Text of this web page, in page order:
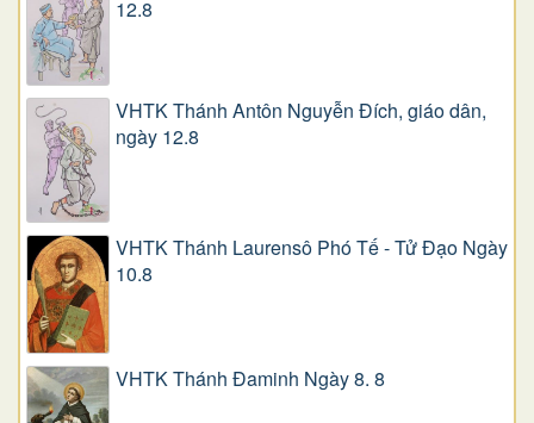
12.8
VHTK Thánh Antôn Nguyễn Ðích, giáo dân,
ngày 12.8
VHTK Thánh Laurensô Phó Tế - Tử Đạo Ngày
10.8
VHTK Thánh Đaminh Ngày 8. 8